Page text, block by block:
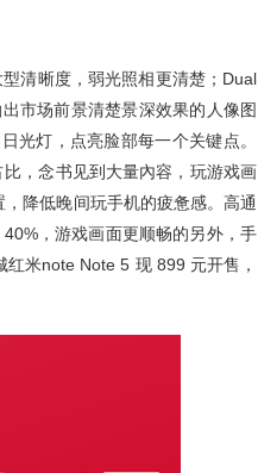
清晰度，弱光照相更清楚；Dual
市场前景清楚景深效果的人像图
光灯，点亮脸部每一个关键点。
，念书见到大量內容，玩游戏画
降低晚间玩手机的疲惫感。高通
，游戏画面更顺畅的另外，手
米note Note 5 现 899 元开售，